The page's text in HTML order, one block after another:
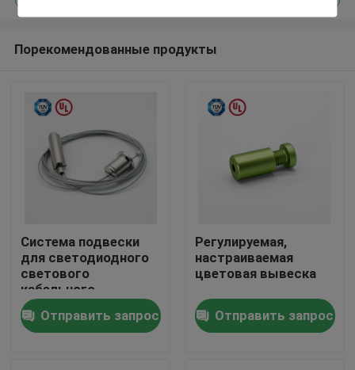
Дом
Продукты
Порекомендованные продукты
Система подвески
для светодиодного
светового
кабельного
захватчика с
мужским винтом
Отправить запрос
Регулируемая,
настраиваемая
цветовая вывеска
Отправить запрос